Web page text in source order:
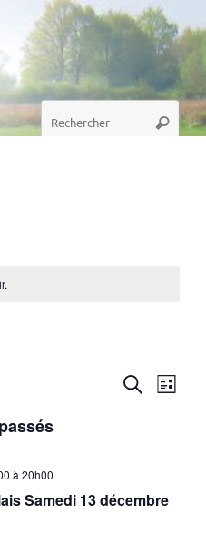
Recherche
pour
de
Recherche
Liste
à 20h00
Samedi 13 décembre